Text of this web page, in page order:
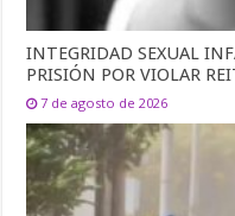
INTEGRIDAD SEXUAL
PRISIÓN POR VIOLAR
7 de agosto de 2026